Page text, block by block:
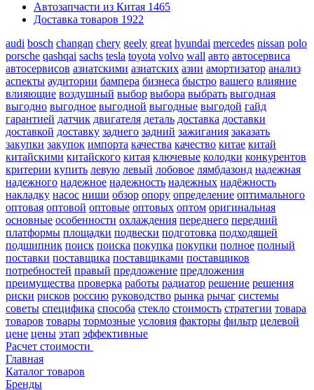
Автозапчасти из Китая 1465
Доставка товаров 1922
audi bosch changan chery geely great hyundai mercedes nissan polo
porsche qashqai sachs tesla toyota volvo wall авто автосервиса
автосервисов азиатскими азиатских азии амортизатор анализ
аспекты аудитории бампера бизнеса быстро вашего влияние
влияющие воздушный выбор выбора выбрать выгодная
выгодно выгодное выгодной выгодные выгодой гайд
гарантией датчик двигателя деталь доставка доставки
доставкой доставку заднего задний зажигания заказать
закупки закупок импорта качества качество китае китай
китайскими китайского китая ключевые колодки конкурентов
критерии купить левую левый лобовое лямбдазонд надежная
надежного надежное надежность надежных надёжность
накладку насос ниши обзор опору определение оптимального
оптовая оптовой оптовые оптовых оптом оригинальная
основные особенности охлаждения переднего передний
платформы площадки подвески подготовка подходящей
подшипник поиск поиска покупка покупки полное полный
поставки поставщика поставщиками поставщиков
потребностей правый предложение предложения
преимущества проверка работы радиатор решение решения
риски рисков россию руководство рынка рычаг системы
советы специфика способа стекло стоимость стратегии товара
товаров товары тормозные условия факторы фильтр целевой
цене цены этап эффективные
Расчет стоимости
Главная
Каталог товаров
Бренды